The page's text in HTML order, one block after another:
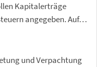
Kapitalerträge
angegeben. Auf…
und Verpachtung